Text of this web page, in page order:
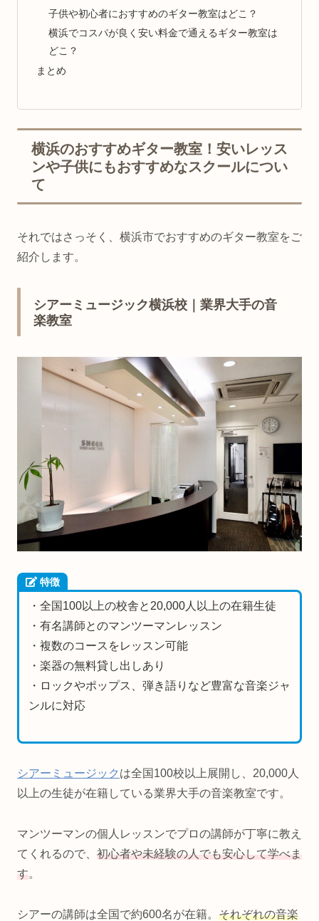
子供や初心者におすすめのギター教室はどこ？
横浜でコスパが良く安い料金で通えるギター教室は
どこ？
まとめ
横浜のおすすめギター教室！安いレッス
ンや子供にもおすすめなスクールについ
て
それではさっそく、横浜市でおすすめのギター教室をご
紹介します。
シアーミュージック横浜校｜業界大手の音
楽教室
特徴
・全国100以上の校舎と20,000人以上の在籍生徒
・有名講師とのマンツーマンレッスン
・複数のコースをレッスン可能
・楽器の無料貸し出しあり
・ロックやポップス、弾き語りなど豊富な音楽ジャ
ンルに対応
シアーミュージック は全国100校以上展開し、20,000人
以上の生徒が在籍している業界大手の音楽教室です。
マンツーマンの個人レッスンでプロの講師が丁寧に教え
てくれるので、 初心者や未経験の人でも安心して学べま
す。
シアーの講師は全国で約600名が在籍。 それぞれの音楽